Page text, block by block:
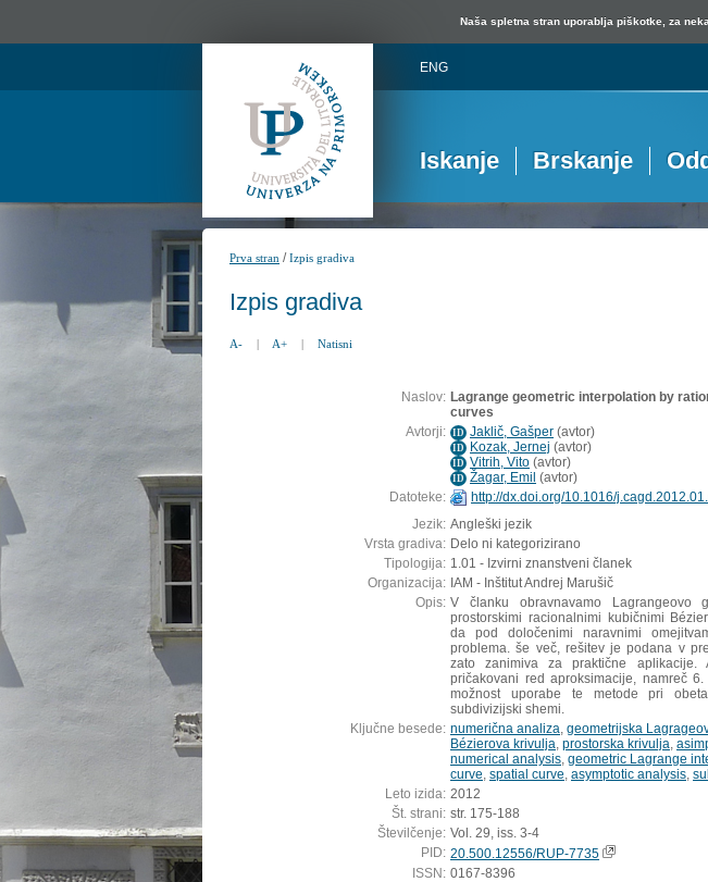
Naša spletna stran uporablja piškotke, za
ENG
Iskanje Brskanje
Prva stran /Izpis gradiva
Izpis gradiva
A- | A+ | Natisni
Naslov: Lagrange geometric interpolation by
curves
Avtorji: ID Jaklič, Gašper (avtor)
ID Kozak, Jernej (avtor)
ID Vitrih, Vito (avtor)
ID Žagar, Emil (avtor)
Datoteke:
http://dx.doi.org/10.1016/
Jezik: Angleški jezik
Vrsta gradiva: Delo ni kategorizirano
Tipologija: 1.01 - Izvirni znanstveni članek
Organizacija: IAM - Inštitut Andrej Marušič
Opis: V članku obravnavamo Lagrangeovo
prostorskimi racionalnimi kubičnimi
da pod določenimi naravnimi
problema. še več, rešitev je podana v
zato zanimiva za praktične aplikacije.
pričakovani red aproksimacije, namreč
možnost uporabe te metode pri
subdivizijski shemi.
Ključne besede: numerična analiza geometrijska
Bézierova krivulja prostorska krivulja
numerical analysis geometric Lagrange
curve spatial curve asymptotic analysis
Leto izida: 2012
Št. strani: str. 175-188
Številčenje: Vol. 29, iss. 3-4
PID: 20.500.12556/RUP-7735
ISSN: 0167-8396